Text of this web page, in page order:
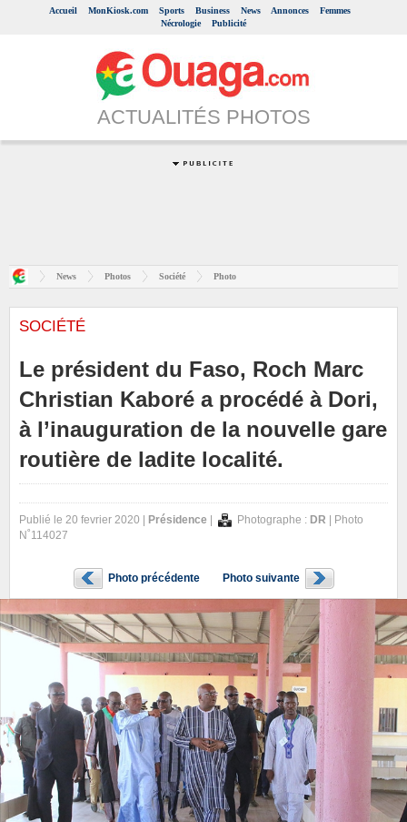
Accueil MonKiosk.com Sports Business News Annonces
Femmes
Nécrologie
Publicité
ACTUALITÉS PHOTOS
News Photos Société Photo
SOCIÉTÉ
Le président du Faso, Roch Marc
Christian Kaboré a procédé à Dori,
à l’inauguration de la nouvelle gare
routière de ladite localité.
Publié le 20 fevrier 2020 | Présidence Photographe : DR | Photo
N˚114027
Photo précédente Photo suivante